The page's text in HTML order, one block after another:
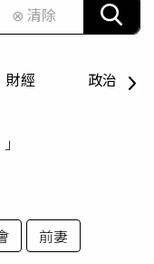
⊗ 清除
財經 政治
」
前妻